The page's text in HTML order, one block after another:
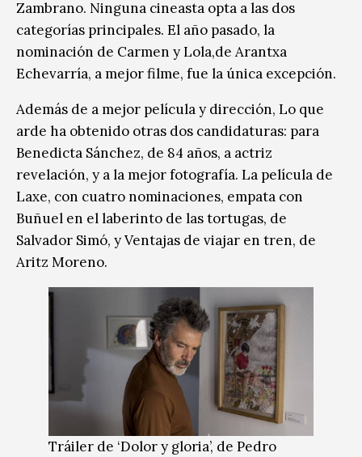
Zambrano. Ninguna cineasta opta a las dos
categorías principales. El año pasado, la
nominación de Carmen y Lola,de Arantxa
Echevarría, a mejor filme, fue la única excepción.
Además de a mejor película y dirección, Lo que
arde ha obtenido otras dos candidaturas: para
Benedicta Sánchez, de 84 años, a actriz
revelación, y a la mejor fotografía. La película de
Laxe, con cuatro nominaciones, empata con
Buñuel en el laberinto de las tortugas, de
Salvador Simó, y Ventajas de viajar en tren, de
Aritz Moreno.
Tráiler de ‘Dolor y gloria’, de Pedro